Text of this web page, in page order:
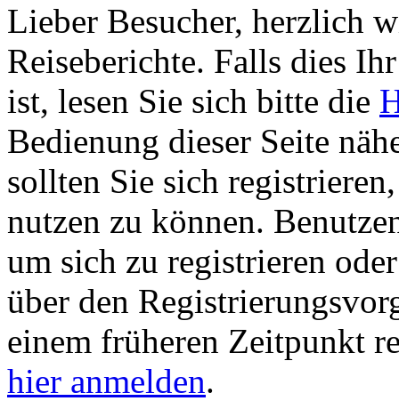
Lieber Besucher, herzlich
Reiseberichte. Falls dies
ist, lesen Sie sich bitte die
Bedienung dieser Seite
sollten Sie sich
nutzen zu können.
um sich zu registrieren
über den
einem früheren Zeitpunkt
hier anmelden.